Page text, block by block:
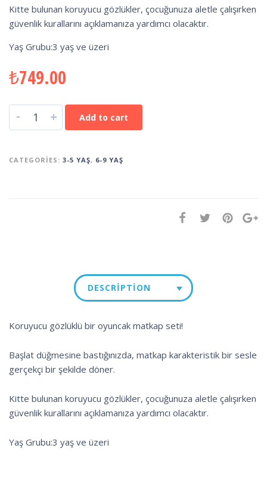
Kitte bulunan koruyucu gözlükler, çocuğunuza aletle çalışırken
güvenlik kurallarını açıklamanıza yardımcı olacaktır.
Yaş Grubu:3 yaş ve üzeri
₺749.00
- + Add to cart
CATEGORIES: 3-5 YAŞ, 6-9 YAŞ
DESCRIPTION
Koruyucu gözlüklü bir oyuncak matkap seti!
Başlat düğmesine bastığınızda, matkap karakteristik bir sesle
gerçekçi bir şekilde döner.
Kitte bulunan koruyucu gözlükler, çocuğunuza aletle çalışırken
güvenlik kurallarını açıklamanıza yardımcı olacaktır.
Yaş Grubu:3 yaş ve üzeri